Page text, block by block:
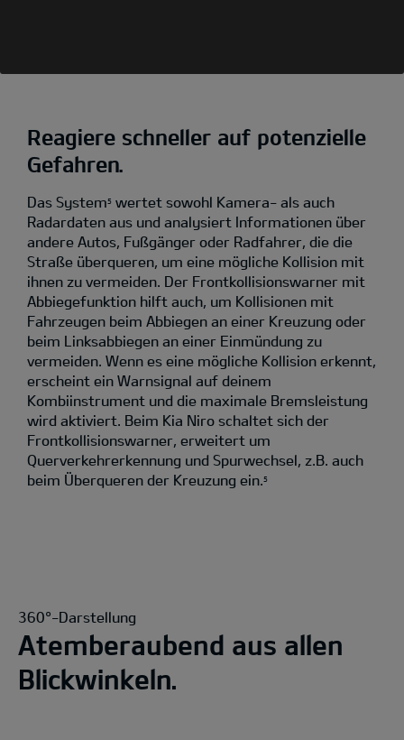
Reagiere schneller auf potenzielle
Gefahren.
Das System5 wertet sowohl Kamera- als auch
Radardaten aus und analysiert Informationen über
andere Autos, Fußgänger oder Radfahrer, die die
Straße überqueren, um eine mögliche Kollision mit
ihnen zu vermeiden. Der Frontkollisionswarner mit
Abbiegefunktion hilft auch, um Kollisionen mit
Fahrzeugen beim Abbiegen an einer Kreuzung oder
beim Linksabbiegen an einer Einmündung zu
vermeiden. Wenn es eine mögliche Kollision erkennt,
erscheint ein Warnsignal auf deinem
Kombiinstrument und die maximale Bremsleistung
wird aktiviert. Beim Kia Niro schaltet sich der
Frontkollisionswarner, erweitert um
Querverkehrerkennung und Spurwechsel, z.B. auch
beim Überqueren der Kreuzung ein.5
360°-Darstellung
Atemberaubend aus allen
Blickwinkeln.